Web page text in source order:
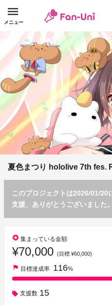
メニュー
夏色まつり hololive 7th fes.
このプロジェクトは2026/01/20
支援、ありがとうございました。
stars 集まっている金額
¥70,000 (目標 ¥60,000)
flag 目標達成率 116%
支援数 15